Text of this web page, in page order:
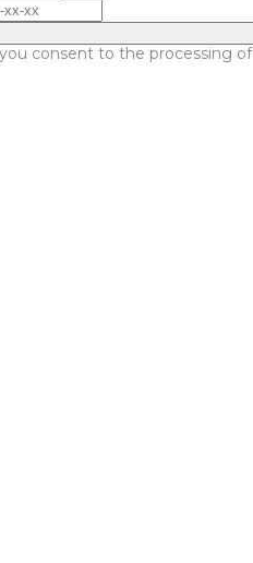
consent to the processing of